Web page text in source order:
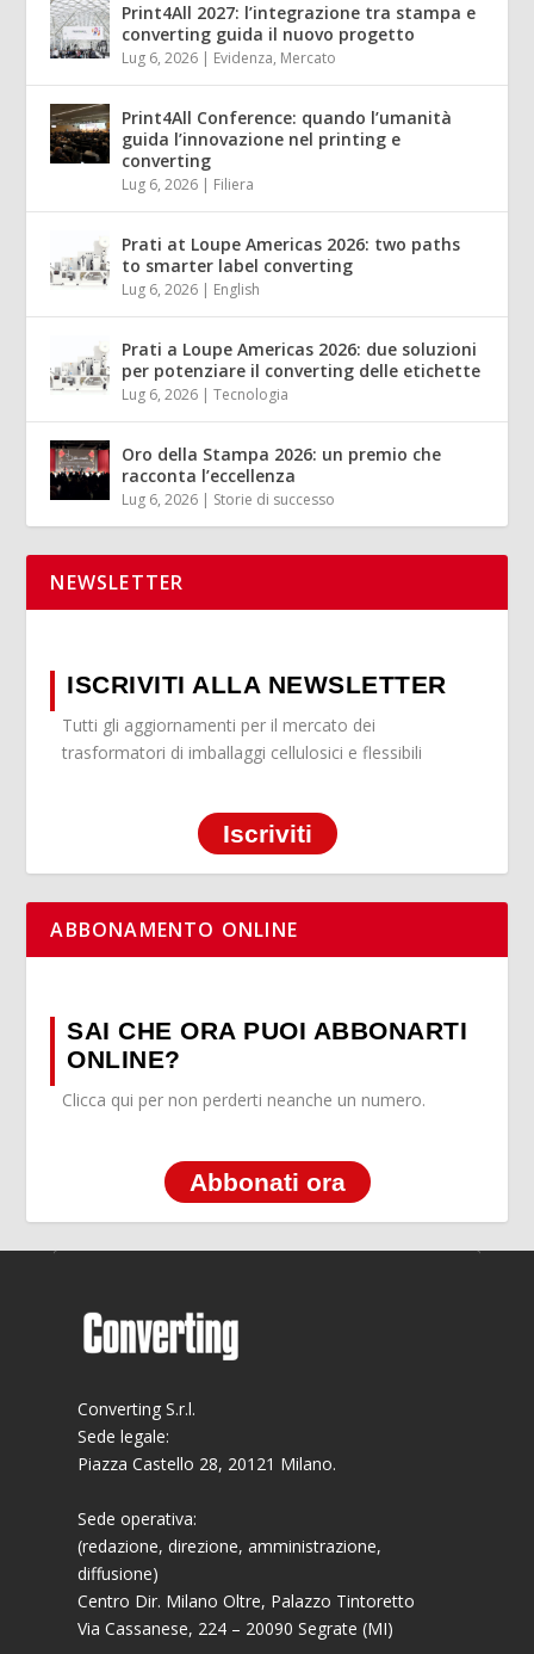
Print4All 2027: l’integrazione tra stampa e
converting guida il nuovo progetto
Lug 6, 2026 | Evidenza, Mercato
Print4All Conference: quando l’umanità
guida l’innovazione nel printing e
converting
Lug 6, 2026 | Filiera
Prati at Loupe Americas 2026: two paths
to smarter label converting
Lug 6, 2026 | English
Prati a Loupe Americas 2026: due soluzioni
per potenziare il converting delle etichette
Lug 6, 2026 |Tecnologia
Oro della Stampa 2026: un premio che
racconta l’eccellenza
Lug 6, 2026 | Storie di successo
NEWSLETTER
ISCRIVITI ALLA NEWSLETTER
Tutti gli aggiornamenti per il mercato dei
trasformatori di imballaggi cellulosici e flessibili
Iscriviti
ABBONAMENTO ONLINE
SAI CHE ORA PUOI ABBONARTI
ONLINE?
Clicca qui per non perderti neanche un numero.
Abbonati ora
Converting S.r.l.
Sede legale:
Piazza Castello 28, 20121 Milano.
Sede operativa:
(redazione, direzione, amministrazione,
diffusione)
Centro Dir. Milano Oltre, Palazzo Tintoretto
Via Cassanese, 224 – 20090 Segrate (MI)